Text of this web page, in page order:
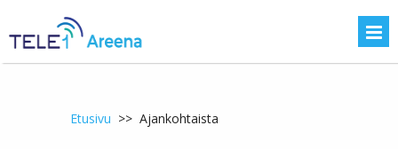
Etusivu >> Ajankohtaista